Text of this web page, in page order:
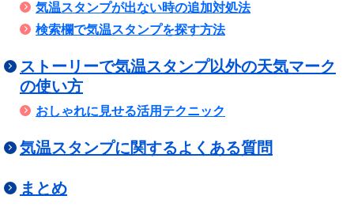
気温スタンプが出ない時の追加対処法
検索欄で気温スタンプを探す方法
ストーリーで気温スタンプ以外の天気マーク
の使い方
おしゃれに見せる活用テクニック
気温スタンプに関するよくある質問
まとめ